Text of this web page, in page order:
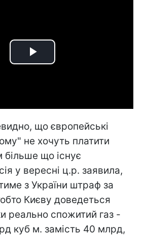
Play
що європейські
не хочуть платити
більше що існує
у вересні ц.р. заявила,
з України штраф за
Києву доведеться
реально спожитий газ -
куб м. замість 40 млрд,